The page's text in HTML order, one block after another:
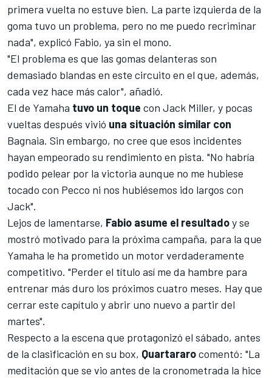
primera vuelta no estuve bien. La parte izquierda de la
goma tuvo un problema, pero no me puedo recriminar
nada", explicó Fabio, ya sin el mono.
"El problema es que las gomas delanteras son
demasiado blandas en este circuito en el que, además,
cada vez hace más calor", añadió.
El de Yamaha tuvo un toque con Jack Miller, y pocas
vueltas después vivió una situación similar con
Bagnaia. Sin embargo, no cree que esos incidentes
hayan empeorado su rendimiento en pista. "No habría
podido pelear por la victoria aunque no me hubiese
tocado con Pecco ni nos hubiésemos ido largos con
Jack".
Lejos de lamentarse, Fabio asume el resultadoy se
mostró motivado para la próxima campaña, para la que
Yamaha le ha prometido un motor verdaderamente
competitivo. "Perder el título así me da hambre para
entrenar más duro los próximos cuatro meses. Hay que
cerrar este capítulo y abrir uno nuevo a partir del
martes".
Respecto a la escena que protagonizó el sábado, antes
de la clasificación en su box, Quartararocomentó: "La
meditación que se vio antes de la cronometrada la hice